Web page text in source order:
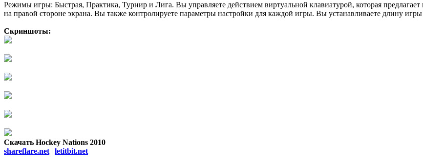
Режимы игры: Быстрая, Практика, Турнир и Лига. Вы управляете действием виртуальной клавиатурой, которая
на правой стороне экрана. Вы также контролируете параметры настройки для каждой игры. Вы устанавливаете длину
Скриншоты:
Скачать Hockey Nations 2010
shareflare.net | letitbit.net